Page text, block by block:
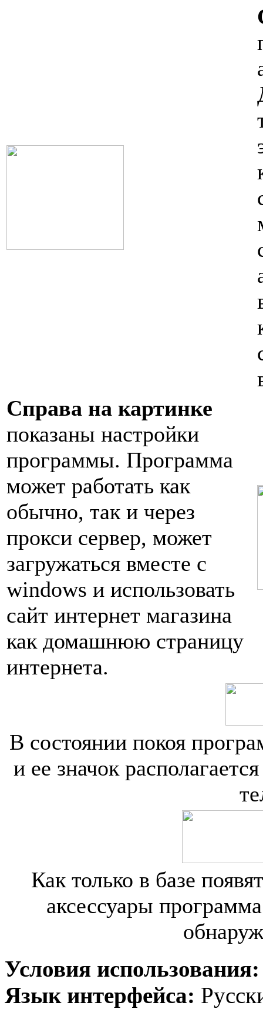
Справа на картинке
показаны настройки
программы. Программа
может работать как
обычно, так и через
прокси сервер, может
загружаться вместе с
windows и использовать
сайт интернет магазина
как домашнюю страницу
интернета.
В состоянии покоя
и ее значок
Как только в базе
аксессуары
Условия
Язык интерфейса: